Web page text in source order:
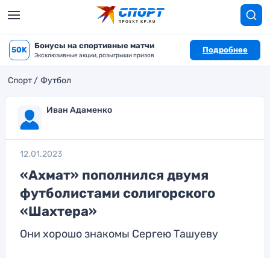
50K Бонусы на спортивные матчи
Эксклюзивные акции, розыгрыши призов
Подробнее
Спорт Футбол
Иван Адаменко
12.01.2023
«Ахмат» пополнился двумя
футболистами солигорского
«Шахтера»
Они хорошо знакомы Сергею Ташуеву